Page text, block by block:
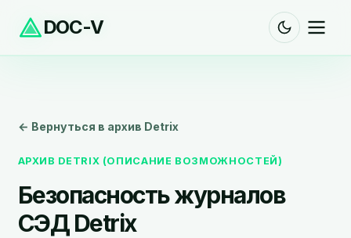
DOC-V
← Вернуться в архив Detrix
АРХИВ DETRIX (ОПИСАНИЕ ВОЗМОЖНОСТЕЙ)
Безопасность журналов
СЭД Detrix